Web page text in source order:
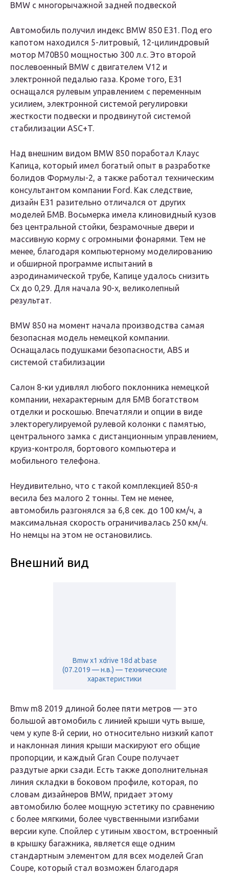
BMW с многорычажной задней подвеской
Автомобиль получил индекс BMW 850 E31. Под его
капотом находился 5-литровый, 12-цилиндровый
мотор M70B50 мощностью 300 л.с. Это второй
послевоенный BMW с двигателем V12 и
электронной педалью газа. Кроме того, E31
оснащался рулевым управлением с переменным
усилием, электронной системой регулировки
жесткости подвески и продвинутой системой
стабилизации ASC+T.
Над внешним видом BMW 850 поработал Клаус
Капица, который имел богатый опыт в разработке
болидов Формулы-2, а также работал техническим
консультантом компании Ford. Как следствие,
дизайн Е31 разительно отличался от других
моделей БМВ. Восьмерка имела клиновидный кузов
без центральной стойки, безрамочные двери и
массивную корму с огромными фонарями. Тем не
менее, благодаря компьютерному моделированию
и обширной программе испытаний в
аэродинамической трубе, Капице удалось снизить
Cx до 0,29. Для начала 90-х, великолепный
результат.
BMW 850 на момент начала производства самая
безопасная модель немецкой компании.
Оснащалась подушками безопасности, ABS и
системой стабилизации
Салон 8-ки удивлял любого поклонника немецкой
компании, нехарактерным для БМВ богатством
отделки и роскошью. Впечатляли и опции в виде
электорегулируемой рулевой колонки с памятью,
центрального замка с дистанционным управлением,
круиз-контроля, бортового компьютера и
мобильного телефона.
Неудивительно, что с такой комплекцией 850-я
весила без малого 2 тонны. Тем не менее,
автомобиль разгонялся за 6,8 сек. до 100 км/ч, а
максимальная скорость ограничивалась 250 км/ч.
Но немцы на этом не остановились.
Внешний вид
Bmw x1 xdrive 18d at base
(07.2019 — н.в.) — технические
характеристики
Вmw m8 2019 длиной более пяти метров — это
большой автомобиль с линией крыши чуть выше,
чем у купе 8-й серии, но относительно низкий капот
и наклонная линия крыши маскируют его общие
пропорции, и каждый Gran Coupe получает
раздутые арки сзади. Есть также дополнительная
линия складки в боковом профиле, которая, по
словам дизайнеров BMW, придает этому
автомобилю более мощную эстетику по сравнению
с более мягкими, более чувственными изгибами
версии купе. Спойлер с утиным хвостом, встроенный
в крышку багажника, является еще одним
стандартным элементом для всех моделей Gran
Coupe, который стал возможен благодаря